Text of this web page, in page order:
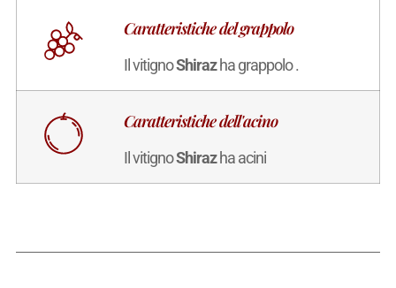
Caratteristiche del grappolo
Il vitignoShirazha grappolo .
Caratteristiche dell'acino
Il vitignoShirazha acini